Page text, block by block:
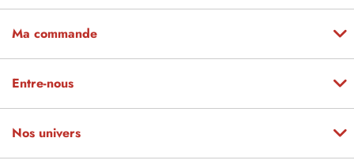
Ma commande
Entre-nous
Nos univers